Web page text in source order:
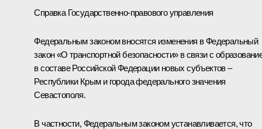
Справка Государственно-правового управления
Федеральным законом вносятся изменения в Федеральный
закон «О транспортной безопасности» в связи с
в составе Российской Федерации новых субъектов –
Республики Крым и города федерального значения
Севастополя.
В частности, Федеральным законом устанавливается, что